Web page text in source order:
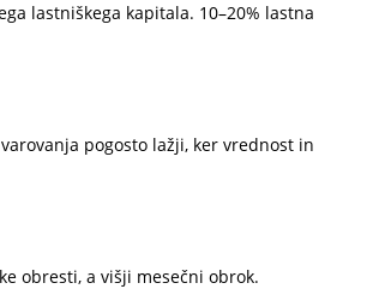
lastniškega kapitala. 10–20% lastna
pogosto lažji, ker vrednost in
obresti, a višji mesečni obrok.